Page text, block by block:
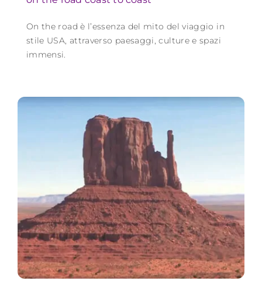
On the road è l’essenza del mito del viaggio in
stile USA, attraverso paesaggi, culture e spazi
immensi.